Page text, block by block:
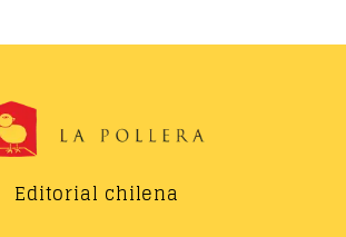
Editorial chilena